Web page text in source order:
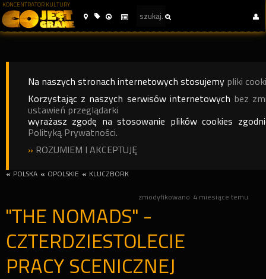
KONCENTRATOR KULTURY
Na naszych stronach internetowych stosujemy pliki
Korzystając z naszych serwisów internetowych bez
ustawień przeglądarki
wyrażasz zgodę na stosowanie plików cookies
Polityką Prywatności.
» ROZUMIEM I AKCEPTUJĘ
« POLSKA « OPOLSKIE « KLUCZBORK
zmodyfikowano 4 miesiące temu
"THE NOMADS" -
CZTERDZIESTOLECIE
PRACY SCENICZNEJ